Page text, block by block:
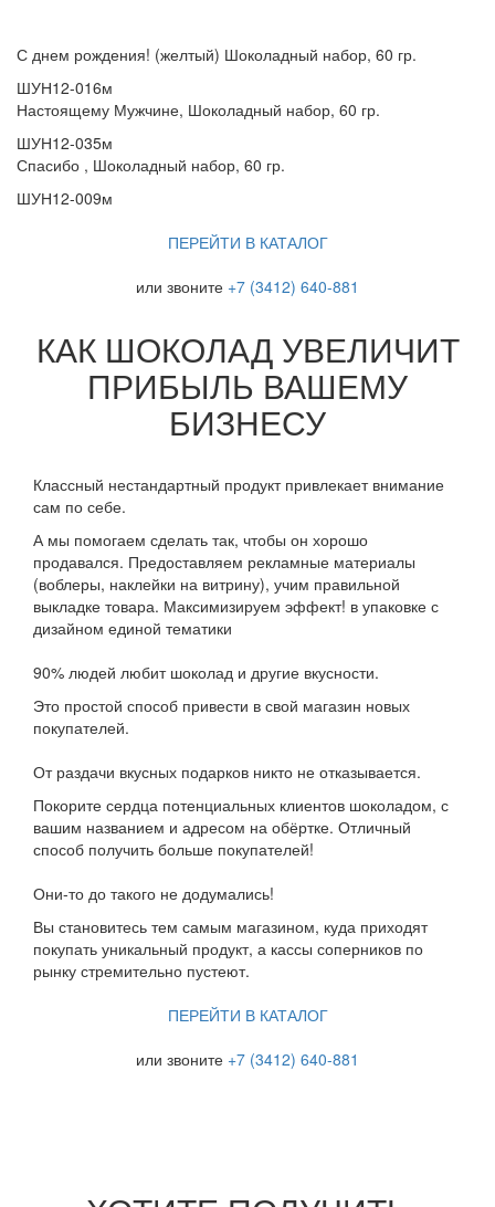
С днем рождения! (желтый) Шоколадный набор, 60 гр.
ШУН12-016м
Настоящему Мужчине, Шоколадный набор, 60 гр.
ШУН12-035м
Спасибо , Шоколадный набор, 60 гр.
ШУН12-009м
ПЕРЕЙТИ В КАТАЛОГ
или звоните +7 (3412) 640-881
КАК ШОКОЛАД УВЕЛИЧИТ
ПРИБЫЛЬ ВАШЕМУ
БИЗНЕСУ
Классный нестандартный продукт привлекает внимание
сам по себе.
А мы помогаем сделать так, чтобы он хорошо
продавался. Предоставляем рекламные материалы
(воблеры, наклейки на витрину), учим правильной
выкладке товара. Максимизируем эффект! в упаковке с
дизайном единой тематики
90% людей любит шоколад и другие вкусности.
Это простой способ привести в свой магазин новых
покупателей.
От раздачи вкусных подарков никто не отказывается.
Покорите сердца потенциальных клиентов шоколадом, с
вашим названием и адресом на обёртке. Отличный
способ получить больше покупателей!
Они-то до такого не додумались!
Вы становитесь тем самым магазином, куда приходят
покупать уникальный продукт, а кассы соперников по
рынку стремительно пустеют.
ПЕРЕЙТИ В КАТАЛОГ
или звоните +7 (3412) 640-881